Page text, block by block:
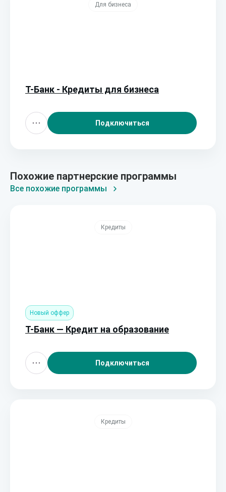
Для бизнеса
Т-Банк - Кредиты для бизнеса
Подключиться
Похожие партнерские программы
Все похожие программы
Кредиты
Новый оффер
Т-Банк — Кредит на образование
Подключиться
Кредиты